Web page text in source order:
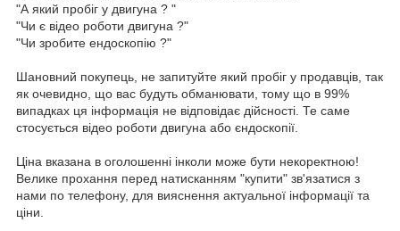
"А який пробіг у двигуна ? "
"Чи є відео роботи двигуна ?"
"Чи зробите ендоскопію ?"
Шановний покупець, не запитуйте який пробіг у продавців, так
як очевидно, що вас будуть обманювати, тому що в 99%
випадках ця інформація не відповідає дійсності. Те саме
стосується відео роботи двигуна або єндоскопії.
Ціна вказана в оголошенні інколи може бути некоректною!
Велике прохання перед натисканням "купити" зв'язатися з
нами по телефону, для вияснення актуальної інформації та
ціни.